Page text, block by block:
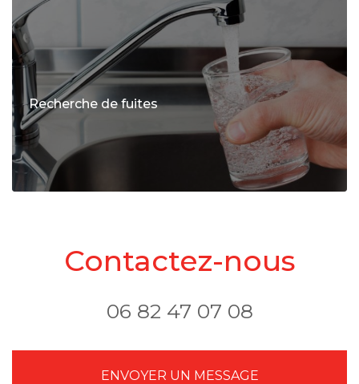
Recherche de fuites
Contactez-nous
06 82 47 07 08
ENVOYER UN MESSAGE